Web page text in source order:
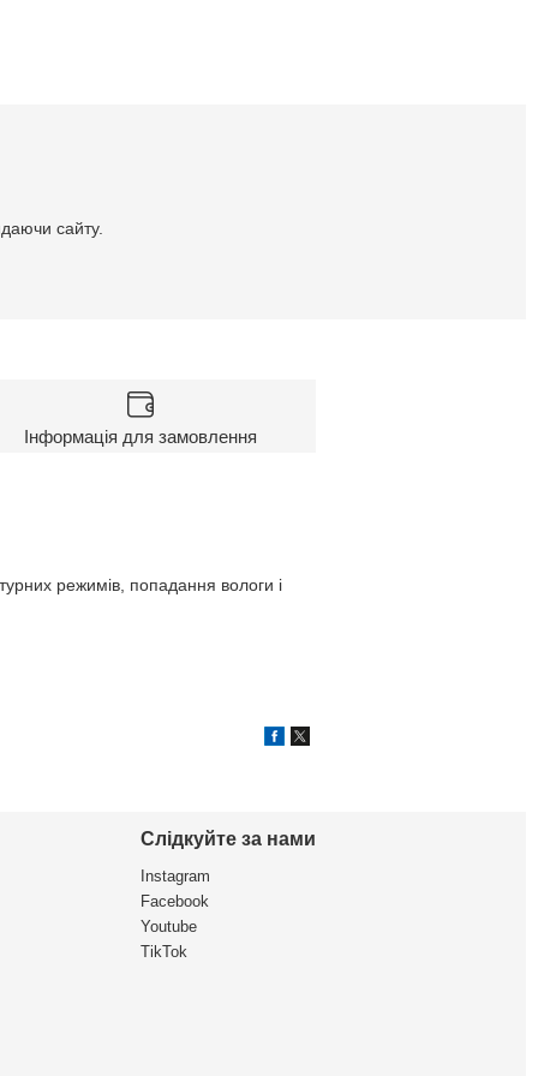
сайту.
Інформація для замовлення
режимів, попадання вологи і
Слідкуйте за нами
Instagram
Facebook
Youtube
TikTok